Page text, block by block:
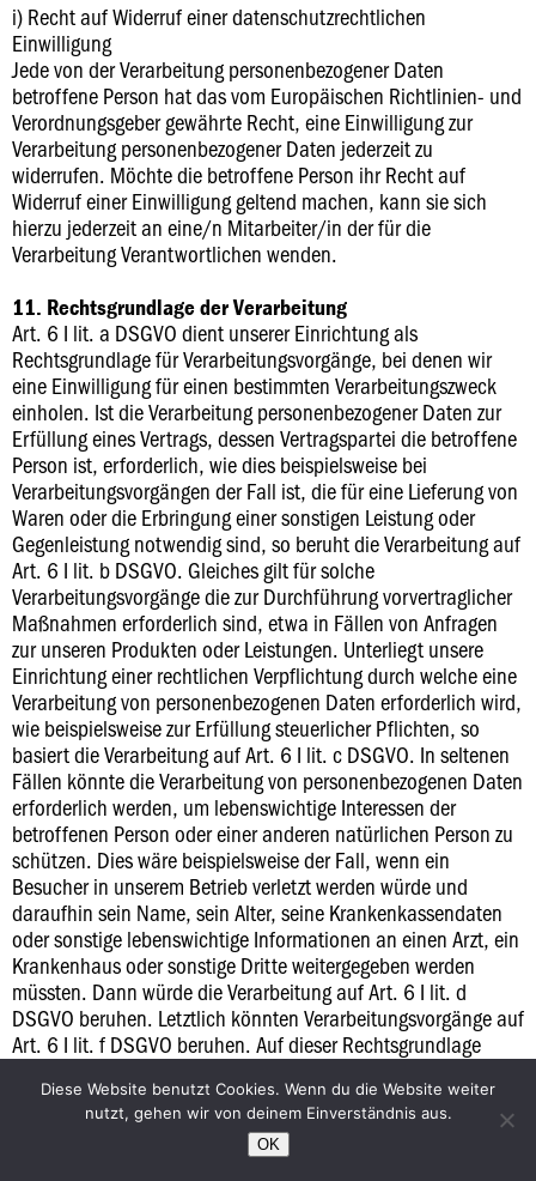
i) Recht auf Widerruf einer datenschutzrechtlichen
Einwilligung
Jede von der Verarbeitung personenbezogener Daten
betroffene Person hat das vom Europäischen Richtlinien- und
Verordnungsgeber gewährte Recht, eine Einwilligung zur
Verarbeitung personenbezogener Daten jederzeit zu
widerrufen. Möchte die betroffene Person ihr Recht auf
Widerruf einer Einwilligung geltend machen, kann sie sich
hierzu jederzeit an eine/n Mitarbeiter/in der für die
Verarbeitung Verantwortlichen wenden.
11. Rechtsgrundlage der Verarbeitung
Art. 6 I lit. a DSGVO dient unserer Einrichtung als
Rechtsgrundlage für Verarbeitungsvorgänge, bei denen wir
eine Einwilligung für einen bestimmten Verarbeitungszweck
einholen. Ist die Verarbeitung personenbezogener Daten zur
Erfüllung eines Vertrags, dessen Vertragspartei die betroffene
Person ist, erforderlich, wie dies beispielsweise bei
Verarbeitungsvorgängen der Fall ist, die für eine Lieferung von
Waren oder die Erbringung einer sonstigen Leistung oder
Gegenleistung notwendig sind, so beruht die Verarbeitung auf
Art. 6 I lit. b DSGVO. Gleiches gilt für solche
Verarbeitungsvorgänge die zur Durchführung vorvertraglicher
Maßnahmen erforderlich sind, etwa in Fällen von Anfragen
zur unseren Produkten oder Leistungen. Unterliegt unsere
Einrichtung einer rechtlichen Verpflichtung durch welche eine
Verarbeitung von personenbezogenen Daten erforderlich wird,
wie beispielsweise zur Erfüllung steuerlicher Pflichten, so
basiert die Verarbeitung auf Art. 6 I lit. c DSGVO. In seltenen
Fällen könnte die Verarbeitung von personenbezogenen Daten
erforderlich werden, um lebenswichtige Interessen der
betroffenen Person oder einer anderen natürlichen Person zu
schützen. Dies wäre beispielsweise der Fall, wenn ein
Besucher in unserem Betrieb verletzt werden würde und
daraufhin sein Name, sein Alter, seine Krankenkassendaten
oder sonstige lebenswichtige Informationen an einen Arzt, ein
Krankenhaus oder sonstige Dritte weitergegeben werden
müssten. Dann würde die Verarbeitung auf Art. 6 I lit. d
DSGVO beruhen. Letztlich könnten Verarbeitungsvorgänge auf
Art. 6 I lit. f DSGVO beruhen. Auf dieser Rechtsgrundlage
vorgenannten Rechtsgrundlagen erfasst werden, wenn die
Verarbeitung zur Wahrung eines berechtigten Interesses
unserer Einrichtung oder eines Dritten erforderlich ist, sofern
Diese Website benutzt Cookies. Wenn du die Website weiter
nutzt, gehen wir von deinem Einverständnis aus.
OK